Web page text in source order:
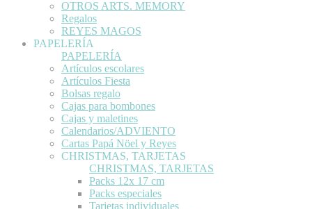
OTROS ARTS. MEMORY
Regalos
REYES MAGOS
PAPELERÍA
PAPELERÍA
Artículos escolares
Artículos Fiesta
Bolsas regalo
Cajas para bombones
Cajas y maletines
Calendarios/ADVIENTO
Cartas Papá Nöel y Reyes
CHRISTMAS, TARJETAS
CHRISTMAS, TARJETAS
Packs 12x 17 cm
Packs especiales
Tarjetas individuales